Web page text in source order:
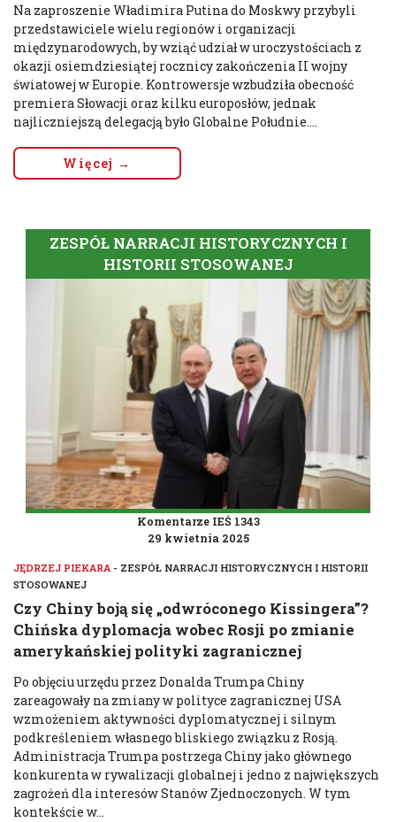
Na zaproszenie Władimira Putina do Moskwy przybyli
przedstawiciele wielu regionów i organizacji
międzynarodowych, by wziąć udział w uroczystościach z
okazji osiemdziesiątej rocznicy zakończenia II wojny
światowej w Europie. Kontrowersje wzbudziła obecność
premiera Słowacji oraz kilku europosłów, jednak
najliczniejszą delegacją było Globalne Południe....
Więcej →
ZESPÓŁ NARRACJI HISTORYCZNYCH I
HISTORII STOSOWANEJ
Komentarze IEŚ 1343
29 kwietnia 2025
JĘDRZEJ PIEKARA - ZESPÓŁ NARRACJI HISTORYCZNYCH I HISTORII
STOSOWANEJ
Czy Chiny boją się „odwróconego Kissingera”?
Chińska dyplomacja wobec Rosji po zmianie
amerykańskiej polityki zagranicznej
Po objęciu urzędu przez Donalda Trumpa Chiny
zareagowały na zmiany w polityce zagranicznej USA
wzmożeniem aktywności dyplomatycznej i silnym
podkreśleniem własnego bliskiego związku z Rosją.
Administracja Trumpa postrzega Chiny jako głównego
konkurenta w rywalizacji globalnej i jedno z największych
zagrożeń dla interesów Stanów Zjednoczonych. W tym
kontekście w...